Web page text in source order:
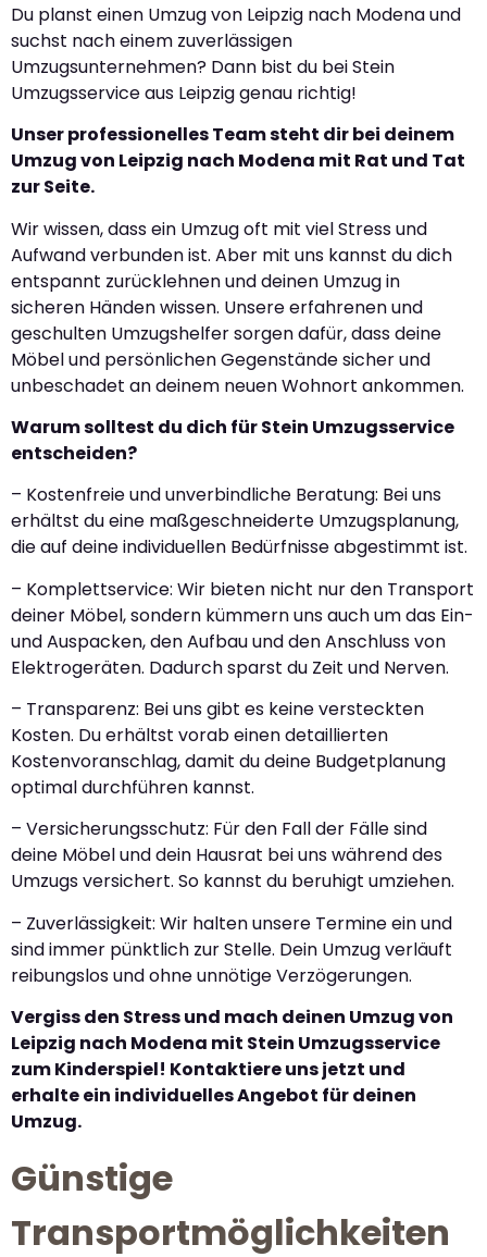
Du planst einen Umzug von Leipzig nach Modena und
suchst nach einem zuverlässigen
Umzugsunternehmen? Dann bist du bei Stein
Umzugsservice aus Leipzig genau richtig!
Unser professionelles Team steht dir bei deinem
Umzug von Leipzig nach Modena mit Rat und Tat
zur Seite.
Wir wissen, dass ein Umzug oft mit viel Stress und
Aufwand verbunden ist. Aber mit uns kannst du dich
entspannt zurücklehnen und deinen Umzug in
sicheren Händen wissen. Unsere erfahrenen und
geschulten Umzugshelfer sorgen dafür, dass deine
Möbel und persönlichen Gegenstände sicher und
unbeschadet an deinem neuen Wohnort ankommen.
Warum solltest du dich für Stein Umzugsservice
entscheiden?
– Kostenfreie und unverbindliche Beratung: Bei uns
erhältst du eine maßgeschneiderte Umzugsplanung,
die auf deine individuellen Bedürfnisse abgestimmt ist.
– Komplettservice: Wir bieten nicht nur den Transport
deiner Möbel, sondern kümmern uns auch um das Ein-
und Auspacken, den Aufbau und den Anschluss von
Elektrogeräten. Dadurch sparst du Zeit und Nerven.
– Transparenz: Bei uns gibt es keine versteckten
Kosten. Du erhältst vorab einen detaillierten
Kostenvoranschlag, damit du deine Budgetplanung
optimal durchführen kannst.
– Versicherungsschutz: Für den Fall der Fälle sind
deine Möbel und dein Hausrat bei uns während des
Umzugs versichert. So kannst du beruhigt umziehen.
– Zuverlässigkeit: Wir halten unsere Termine ein und
sind immer pünktlich zur Stelle. Dein Umzug verläuft
reibungslos und ohne unnötige Verzögerungen.
Vergiss den Stress und mach deinen Umzug von
Leipzig nach Modena mit Stein Umzugsservice
zum Kinderspiel! Kontaktiere uns jetzt und
erhalte ein individuelles Angebot für deinen
Umzug.
Günstige
Transportmöglichkeiten